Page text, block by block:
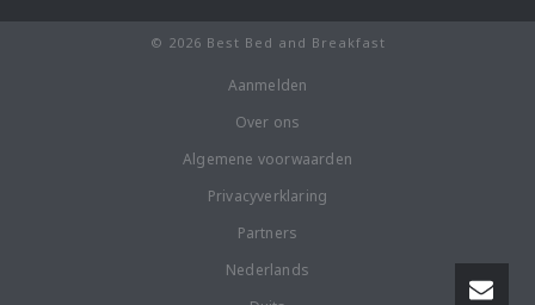
© 2026 Best Bed and Breakfast
Aanmelden
Over ons
Algemene voorwaarden
Privacyverklaring
Partners
Nederlands